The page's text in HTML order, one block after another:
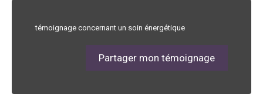
témoignage concernant un soin énergétique
Partager mon témoignage